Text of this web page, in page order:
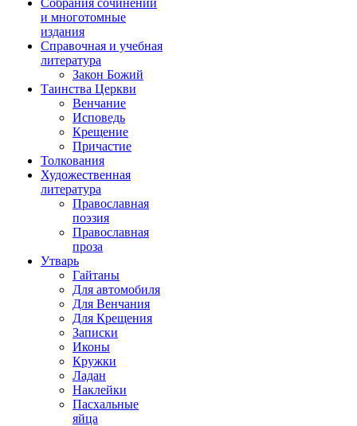
Собрания сочинений
и многотомные
издания
Справочная и учебная
литература
Закон Божий
Таинства Церкви
Венчание
Исповедь
Крещение
Причастие
Толкования
Художественная
литература
Православная
поэзия
Православная
проза
Утварь
Гайтаны
Для автомобиля
Для Венчания
Для Крещения
Записки
Иконы
Кружки
Ладан
Наклейки
Пасхальные
яйца